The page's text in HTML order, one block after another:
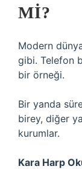
MI?
Modern
gibi. Telefon
bir örneği.
Bir yanda
birey, diğer
kurumlar.
Kara Harp